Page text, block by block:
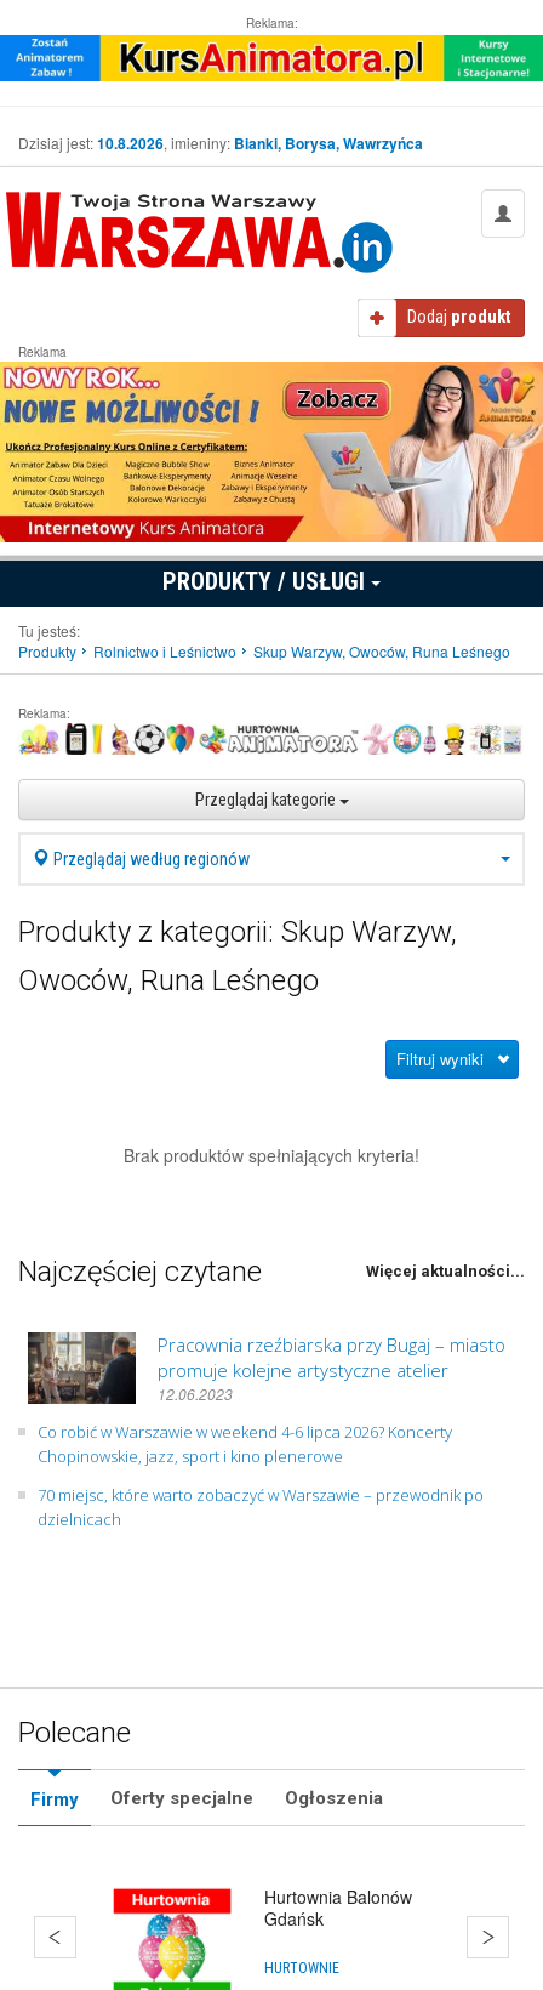
Reklama:
Dzisiaj jest:10.8.2026, imieniny: Bianki, Borysa, Wawrzyńca
Dodaj produkt
Reklama
PRODUKTY / USŁUGI
Tu jesteś:
Produkty
Rolnictwo i Leśnictwo Skup Warzyw, Owoców, Runa Leśnego
Reklama:
Przeglądaj kategorie
Przeglądaj według regionów
Produkty z kategorii: Skup Warzyw,
Owoców, Runa Leśnego
Filtruj wyniki
Brak produktów spełniających kryteria!
Najczęściej czytane Więcej aktualności...
Pracownia rzeźbiarska przy Bugaj – miasto
promuje kolejne artystyczne atelier
12.06.2023
Co robić w Warszawie w weekend 4-6 lipca 2026? Koncerty
Chopinowskie, jazz, sport i kino plenerowe
70 miejsc, które warto zobaczyć w Warszawie – przewodnik po
dzielnicach
Polecane
Firmy Oferty specjalne Ogłoszenia
Hurtownia Balonów
Gdańsk
HURTOWNIE